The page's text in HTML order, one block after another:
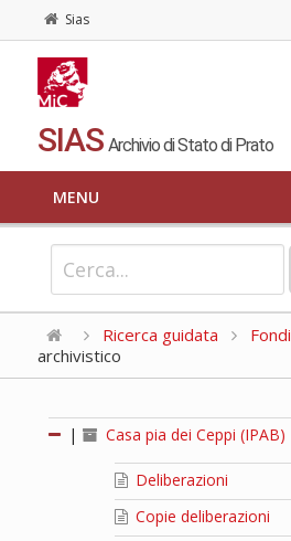
Sias
SIAS Archivio di Stato di Prato
MENU
Ricerca guidata Fondi
archivistico
| Casa pia dei Ceppi (IPAB)
Deliberazioni
Copie deliberazioni